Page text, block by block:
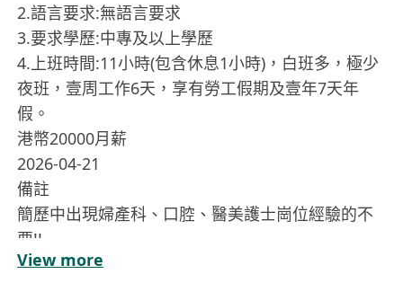
2.語言要求:無語言要求
3.要求學歷:中專及以上學歷
4.上班時間:11小時(包含休息1小時)，白班多，極少
夜班，壹周工作6天，享有勞工假期及壹年7天年
假。
港幣20000月薪
2026-04-21
備註
簡歷中出現婦產科、口腔、醫美護士崗位經驗的不
要!!
View more